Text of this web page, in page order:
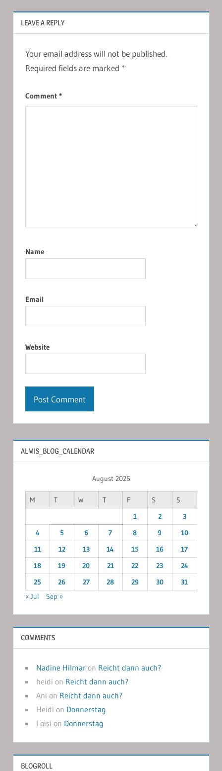
LEAVE A REPLY
Your email address will not be published.
Required fields are marked *
Comment *
Name
Email
Website
ALMIS_BLOG_CALENDAR
August 2025
M T W T F S
S
1
2
3
4
5 6 7 8 9
10
11
12 13 14 15 16
17
18
19 20 21 22 23
24
25
26 27 28 29 30
31
« Jul
Sep »
COMMENTS
Nadine Hilmaron Reicht dann auch?
heidi on Reicht dann auch?
Ani on Reicht dann auch?
Heidi on Donnerstag
Loisi on Donnerstag
BLOGROLL